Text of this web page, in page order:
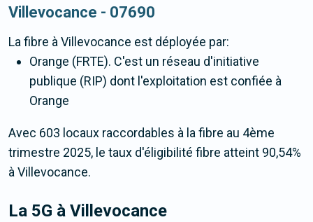
Villevocance - 07690
La fibre à Villevocance est déployée par:
Orange (FRTE). C'est un réseau d'initiative
publique (RIP) dont l'exploitation est confiée à
Orange
Avec 603 locaux raccordables à la fibre au 4ème
trimestre 2025, le taux d'éligibilité fibre atteint 90,54%
à Villevocance.
La 5G à Villevocance